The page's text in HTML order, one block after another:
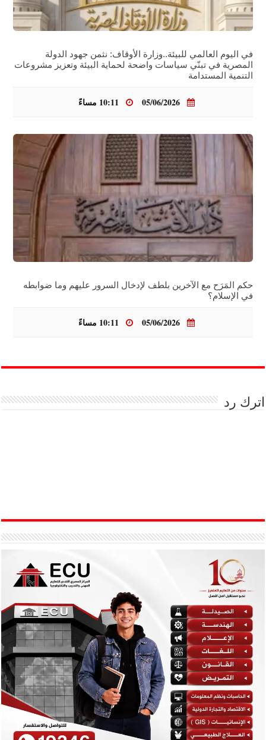
في اليوم العالمي للبيئة..وزارة الأوقاف: نثمن جهود الدولة
المصرية في تبنّي سياسات واضحة لحماية البيئة وتعزيز مشروعات
التنمية المستدامة
حكم المَرَح مع الآخرين بلطف لإدخال السرور عليهم وما ضوابطه
في الإسلام؟
اترك رد